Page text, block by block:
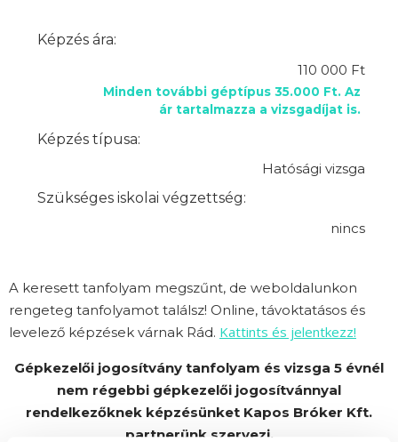
Képzés ára:
110 000 Ft
Minden további géptípus 35.000 Ft. Az
ár tartalmazza a vizsgadíjat is.
Képzés típusa:
Hatósági vizsga
Szükséges iskolai végzettség:
nincs
A keresett tanfolyam megszűnt, de weboldalunkon
rengeteg tanfolyamot találsz! Online, távoktatásos és
levelező képzések várnak Rád. Kattints és jelentkezz!
Gépkezelői jogosítvány tanfolyam és vizsga 5 évnél
nem régebbi gépkezelői jogosítvánnyal
rendelkezőknek képzésünket Kapos Bróker Kft.
partnerünk szervezi.